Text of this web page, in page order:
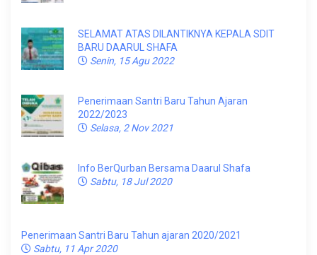
SELAMAT ATAS DILANTIKNYA KEPALA SDIT
BARU DAARUL SHAFA
Senin, 15 Agu 2022
Penerimaan Santri Baru Tahun Ajaran
2022/2023
Selasa, 2 Nov 2021
Info BerQurban Bersama Daarul Shafa
Sabtu, 18 Jul 2020
Penerimaan Santri Baru Tahun ajaran 2020/2021
Sabtu, 11 Apr 2020